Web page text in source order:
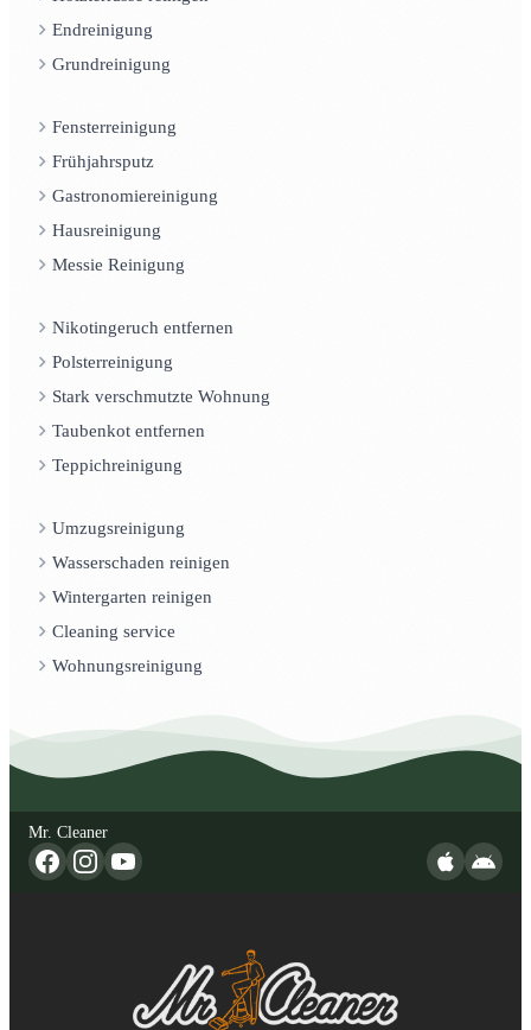
Endreinigung
Grundreinigung
Fensterreinigung
Frühjahrsputz
Gastronomiereinigung
Hausreinigung
Messie Reinigung
Nikotingeruch entfernen
Polsterreinigung
Stark verschmutzte Wohnung
Taubenkot entfernen
Teppichreinigung
Umzugsreinigung
Wasserschaden reinigen
Wintergarten reinigen
Cleaning service
Wohnungsreinigung
Mr. Cleaner